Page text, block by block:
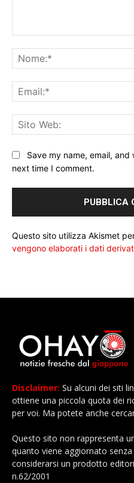
Save my name, email,
next time I comment.
Questo sito utilizza Akismet
vengono elaborati i dati
Disclaimer: Su alcuni dei siti
ottiene una piccola quota dei
per voi. Ma potete anche
Questo sito non rappresenta
quanto viene aggiornato
considerarsi un prodotto
n.62/2001